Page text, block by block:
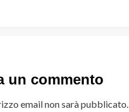
un commento
email non sarà pubblicato.